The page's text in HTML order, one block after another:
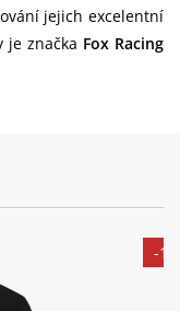
jejich excelentní
je značka Fox Racing
-1%